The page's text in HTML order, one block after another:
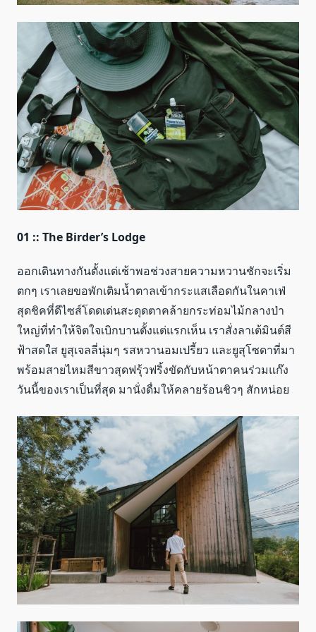
01 :: The Birder’s Lodge
ออกเดินทางกันตั้งแต่เช้าพอช่วงสายความหวานชักจะเริ่ม
ตกๆ เราเลยขอพักเติมน้ำตาลเข้ากระแสเลือดกันในคาเฟ่
สุดชิคที่ดีไซส์โดดเด่นสะดุดตาคล้ายกระท่อมไม้กลางป่า
ใหญ่ที่ทำให้จิตใจเบิกบานตั้งแต่แรกเห็น เราสั่งลาเต้มินต์สี
ฟ้าสดใส ยูสุเจลลี่นุ่มๆ รสหวานอมเปรี้ยว และยูสุโซดาที่มา
พร้อมสายไหมสีขาวสุดฟรุ้วฟริ้งขัดกับหน้าตาคนร่วมแก๊ง
วันนี้ของเราเป็นที่สุด มานั่งดื่มให้คลายร้อนชิวๆ สักหน่อย